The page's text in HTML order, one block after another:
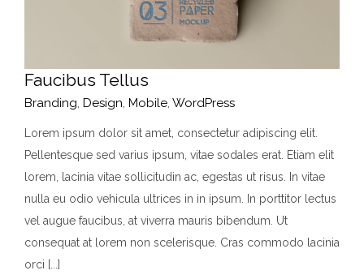
Faucibus Tellus
Branding, Design, Mobile, WordPress
Lorem ipsum dolor sit amet, consectetur adipiscing elit.
Pellentesque sed varius ipsum, vitae sodales erat. Etiam elit
lorem, lacinia vitae sollicitudin ac, egestas ut risus. In vitae
nulla eu odio vehicula ultrices in in ipsum. In porttitor lectus
vel augue faucibus, at viverra mauris bibendum. Ut
consequat at lorem non scelerisque. Cras commodo lacinia
orci [...]